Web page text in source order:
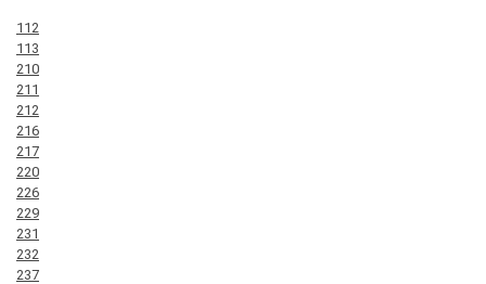
112
113
210
211
212
216
217
220
226
229
231
232
237